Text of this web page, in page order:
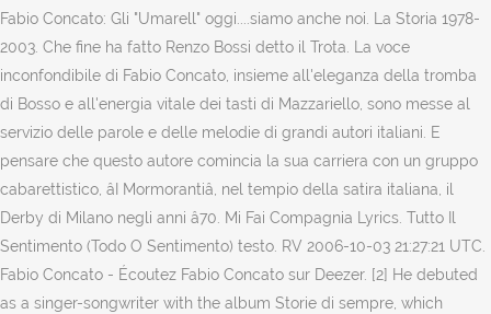
Fabio Concato: Gli "Umarell" oggi....siamo anche noi. La Storia 1978-
2003. Che fine ha fatto Renzo Bossi detto il Trota. La voce
inconfondibile di Fabio Concato, insieme all'eleganza della tromba
di Bosso e all'energia vitale dei tasti di Mazzariello, sono messe al
servizio delle parole e delle melodie di grandi autori italiani. E
pensare che questo autore comincia la sua carriera con un gruppo
cabarettistico, âI Mormorantiâ, nel tempio della satira italiana, il
Derby di Milano negli anni â70. Mi Fai Compagnia Lyrics. Tutto Il
Sentimento (Todo O Sentimento) testo. RV 2006-10-03 21:27:21 UTC.
Fabio Concato - Écoutez Fabio Concato sur Deezer. [2] He debuted
as a singer-songwriter with the album Storie di sempre, which